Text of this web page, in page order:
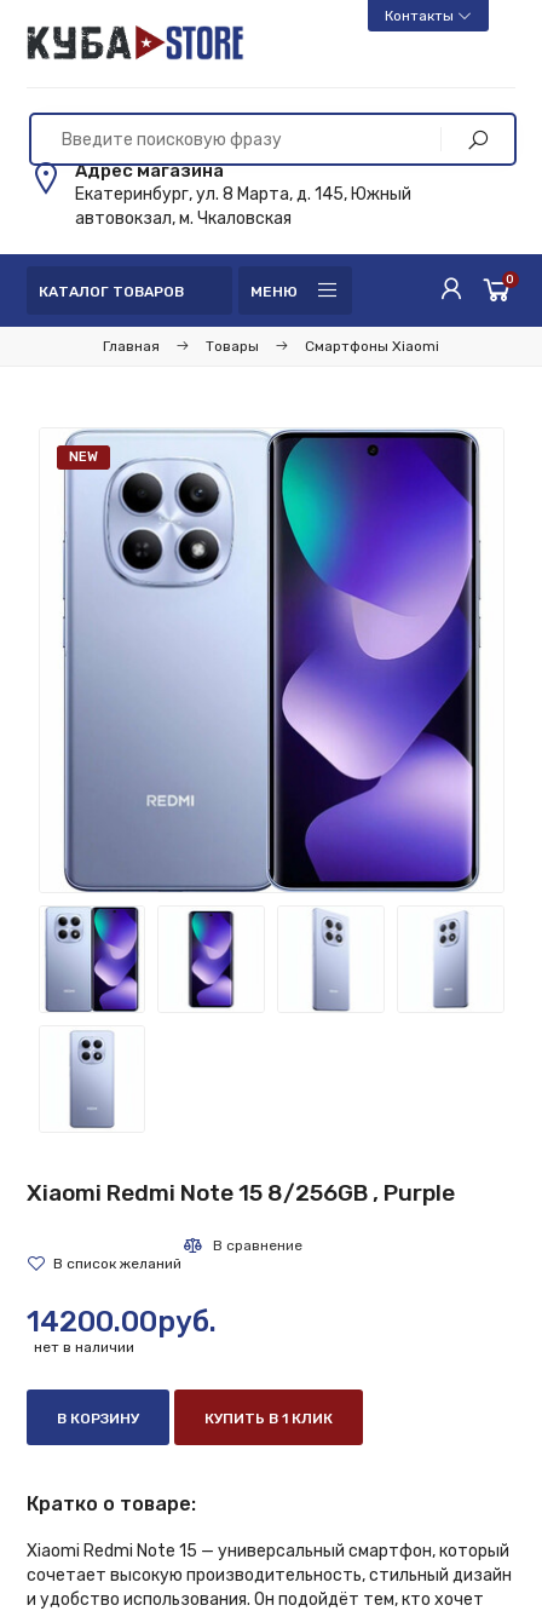
Контакты
Адрес магазина
Екатеринбург, ул. 8 Марта, д. 145, Южный
автовокзал, м. Чкаловская
КАТАЛОГ ТОВАРОВ МЕНЮ
0
Главная Товары Смартфоны Xiaomi
NEW
Xiaomi Redmi Note 15 8/256GB , Purple
14200.00руб.
нет в наличии
В КОРЗИНУ КУПИТЬ В 1 КЛИК
Кратко о товаре:
Xiaomi Redmi Note 15 — универсальный смартфон, который
сочетает высокую производительность, стильный дизайн
и удобство использования. Он подойдёт тем, кто хочет